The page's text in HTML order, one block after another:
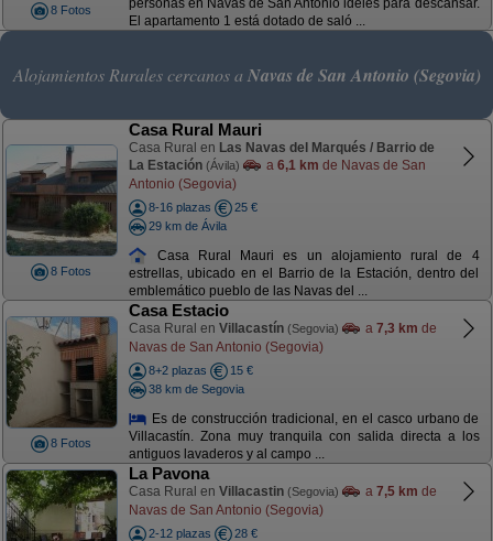
8 Fotos
personas en Navas de San Antonio ideles para descansar.
El apartamento 1 está dotado de saló ...
Alojamientos Rurales cercanos a Navas de San Antonio (Segovia)
8 Fotos
Casa Rural Mauri
Casa Rural en Las Navas del Marqués / Barrio de
La Estación (Ávila) a 6,1 km de Navas de San
Antonio (Segovia)
8-16 plazas
25 €
29 km de Ávila
Casa Rural Mauri es un alojamiento rural de 4
estrellas, ubicado en el Barrio de la Estación, dentro del
emblemático pueblo de las Navas del ...
8 Fotos
Casa Estacio
Casa Rural en Villacastín (Segovia) a 7,3 km de
Navas de San Antonio (Segovia)
8+2 plazas
15 €
38 km de Segovia
Es de construcción tradicional, en el casco urbano de
Villacastín. Zona muy tranquila con salida directa a los
antiguos lavaderos y al campo ...
La Pavona
Casa Rural en Villacastin (Segovia) a 7,5 km de
Navas de San Antonio (Segovia)
2-12 plazas
28 €